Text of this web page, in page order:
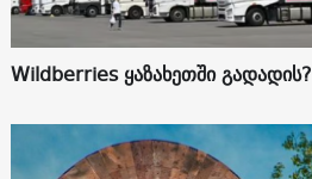
Wildberries ყაზახეთში გადადის?